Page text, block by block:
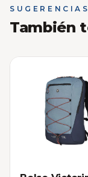
SUGERENCIAS
También